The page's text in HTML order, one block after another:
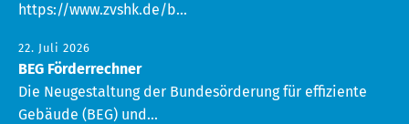
https://www.zvshk.de/b...
22. Juli 2026
BEG Förderrechner
Die Neugestaltung der Bundesörderung für effiziente
Gebäude (BEG) und...